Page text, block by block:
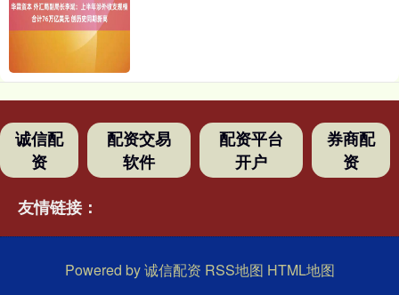
诚信配
资
配资交易
软件
配资平台
开户
券商配
资
友情链接：
Powered by诚信配资 RSS地图 HTML地图